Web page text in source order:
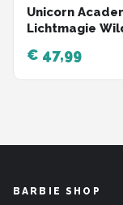
Unicorn
Lichtmagie
Eenhoorn
€ 47,99
BARBIE SHOP